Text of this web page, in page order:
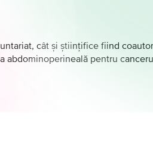
cât și științifice fiind
pentru